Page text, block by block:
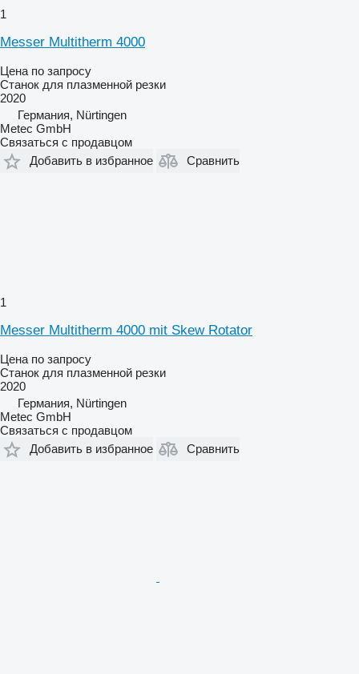
1
Messer Multitherm 4000
Цена по запросу
Станок для плазменной резки
2020
Германия, Nürtingen
Metec GmbH
Связаться с продавцом
Добавить в избранное
Сравнить
1
Messer Multitherm 4000 mit Skew Rotator
Цена по запросу
Станок для плазменной резки
2020
Германия, Nürtingen
Metec GmbH
Связаться с продавцом
Добавить в избранное
Сравнить